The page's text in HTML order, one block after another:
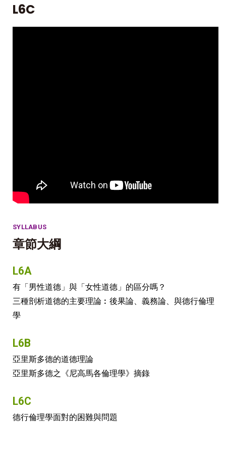
L6C
SYLLABUS
章節大綱
L6A
有「男性道德」與「女性道德」的區分嗎？
三種剖析道德的主要理論︰後果論、義務論、與德行倫理
學
L6B
亞里斯多德的道德理論
亞里斯多德之《尼高馬各倫理學》摘錄
L6C
德行倫理學面對的困難與問題